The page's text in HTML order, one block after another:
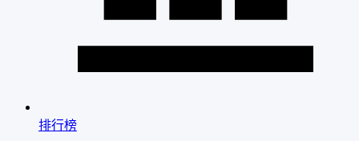
排行榜